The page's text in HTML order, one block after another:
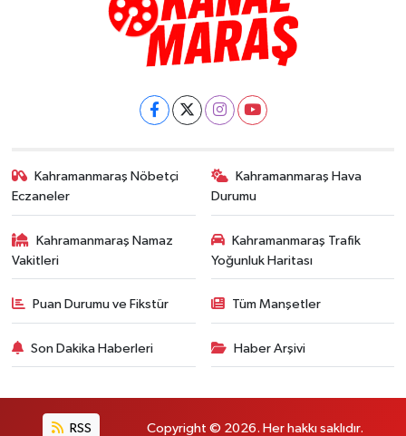
Kahramanmaraş Nöbetçi
Eczaneler
Kahramanmaraş Hava
Durumu
Kahramanmaraş Namaz
Vakitleri
Kahramanmaraş Trafik
Yoğunluk Haritası
Puan Durumu ve Fikstür Tüm Manşetler
Son Dakika Haberleri Haber Arşivi
RSS Copyright © 2026. Her hakkı saklıdır.